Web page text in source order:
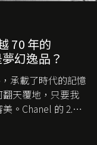
70 年的
幻逸品？
承載了時代的記憶
天覆地，只要我
。Chanel 的 2.55
着舉足輕重的地
Chanel，那 2.55